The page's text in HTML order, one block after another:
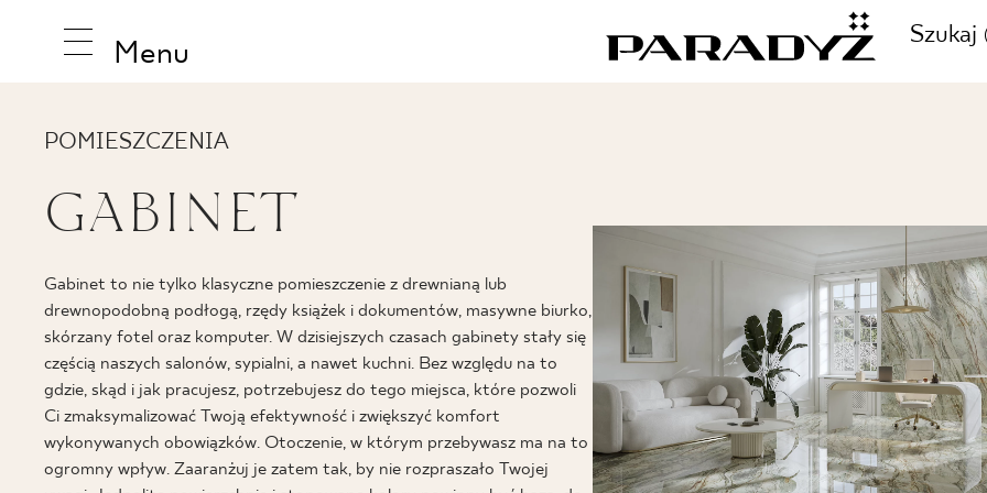
Menu
Szukaj
INSPIRACJE
PRODUKTY
KOLEKCJE
+48
SKLEP INTERNETOWY
44
GABINET
POMIESZCZENIA
Gabinet to nie tylko klasyczne pomieszczenie z drewnianą lub
drewnopodobną podłogą, rzędy książek i dokumentów, masywne biurko,
skórzany fotel oraz komputer. W dzisiejszych czasach gabinety stały się
częścią naszych salonów, sypialni, a nawet kuchni. Bez względu na to
gdzie, skąd i jak pracujesz, potrzebujesz do tego miejsca, które pozwoli
Ci zmaksymalizować Twoją efektywność i zwiększyć komfort
wykonywanych obowiązków. Otoczenie, w którym przebywasz ma na to
ogromny wpływ. Zaaranżuj je zatem tak, by nie rozpraszało Twojej